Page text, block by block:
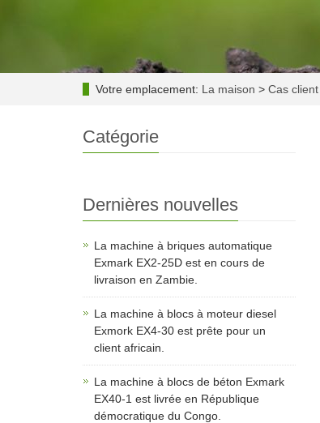
Votre emplacement: La maison > Cas client
Catégorie
Dernières nouvelles
La machine à briques automatique
Exmark EX2-25D est en cours de
livraison en Zambie.
La machine à blocs à moteur diesel
Exmork EX4-30 est prête pour un
client africain.
La machine à blocs de béton Exmark
EX40-1 est livrée en République
démocratique du Congo.